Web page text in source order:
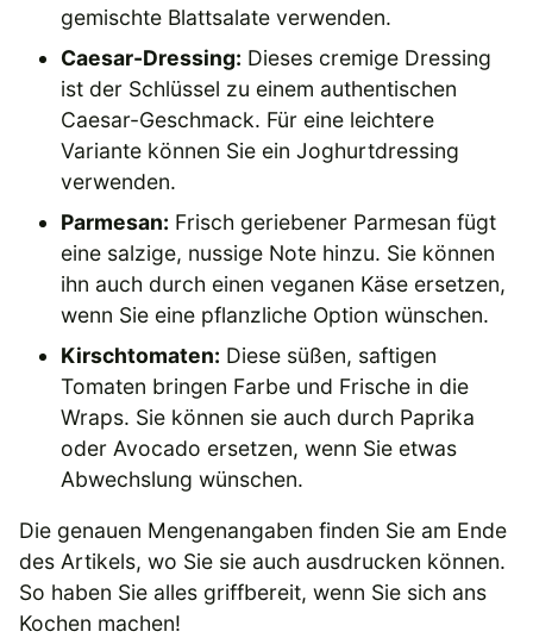
gemischte Blattsalate verwenden.
Caesar-Dressing: Dieses cremige Dressing
ist der Schlüssel zu einem authentischen
Caesar-Geschmack. Für eine leichtere
Variante können Sie ein Joghurtdressing
verwenden.
Parmesan: Frisch geriebener Parmesan fügt
eine salzige, nussige Note hinzu. Sie können
ihn auch durch einen veganen Käse ersetzen,
wenn Sie eine pflanzliche Option wünschen.
Kirschtomaten: Diese süßen, saftigen
Tomaten bringen Farbe und Frische in die
Wraps. Sie können sie auch durch Paprika
oder Avocado ersetzen, wenn Sie etwas
Abwechslung wünschen.
Die genauen Mengenangaben finden Sie am Ende
des Artikels, wo Sie sie auch ausdrucken können.
So haben Sie alles griffbereit, wenn Sie sich ans
Kochen machen!